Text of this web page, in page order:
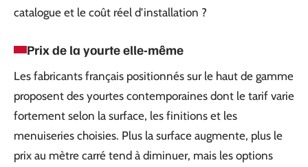
catalogue et le coût réel d’installation ?
Prix de la yourte elle-même
Les fabricants français positionnés sur le haut de gamme
proposent des yourtes contemporaines dont le tarif varie
fortement selon la surface, les finitions et les
menuiseries choisies. Plus la surface augmente, plus le
prix au mètre carré tend à diminuer, mais les options